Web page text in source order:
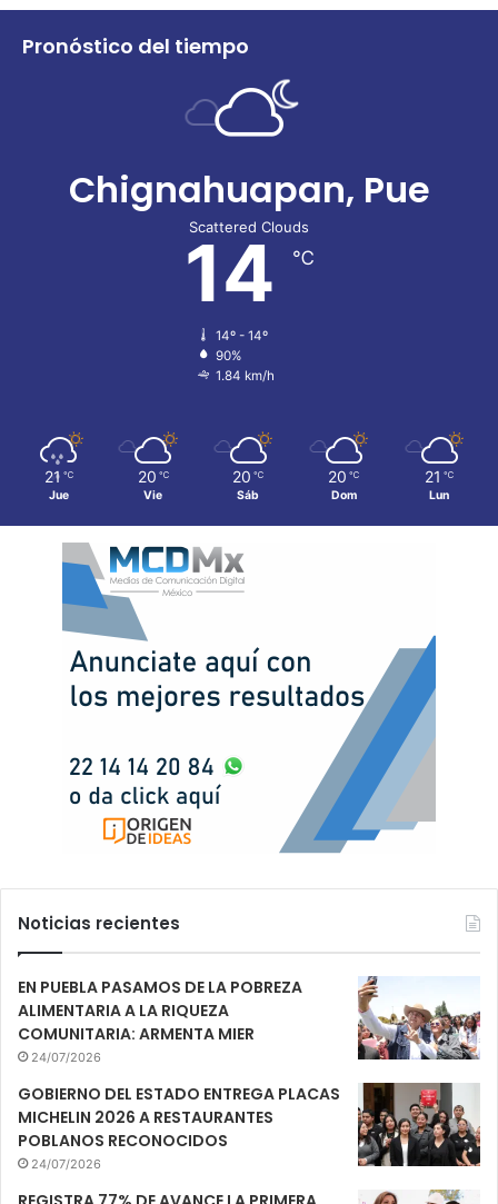
Pronóstico del tiempo
Chignahuapan, Pue
Scattered Clouds
14 ℃
14º - 14º
90%
1.84 km/h
21 ℃
Jue
20 ℃
Vie
20 ℃
Sáb
20 ℃
Dom
21 ℃
Lun
Noticias recientes
EN PUEBLA PASAMOS DE LA POBREZA
ALIMENTARIA A LA RIQUEZA
COMUNITARIA: ARMENTA MIER
24/07/2026
GOBIERNO DEL ESTADO ENTREGA PLACAS
MICHELIN 2026 A RESTAURANTES
POBLANOS RECONOCIDOS
24/07/2026